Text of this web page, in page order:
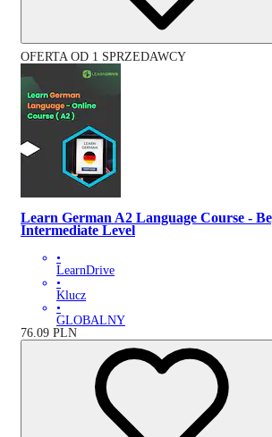
OFERTA OD 1 SPRZEDAWCY
Learn German A2 Language Course -
Intermediate Level
•
LearnDrive
•
Klucz
•
GLOBALNY
76.09 PLN